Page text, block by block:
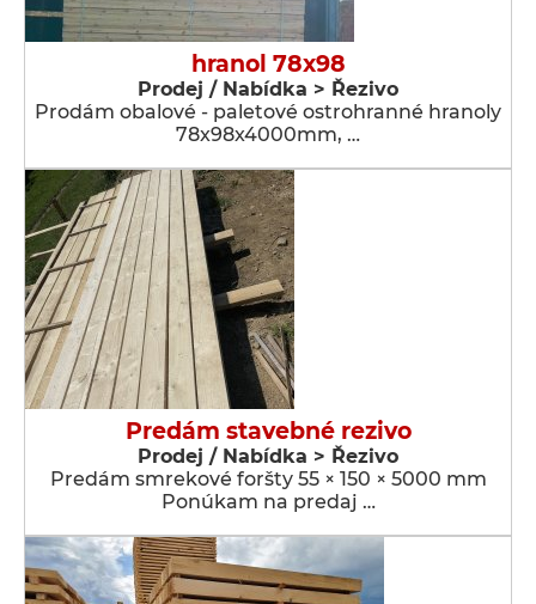
hranol 78x98
Prodej / Nabídka > Řezivo
Prodám obalové - paletové ostrohranné hranoly
78x98x4000mm, …
Predám stavebné rezivo
Prodej / Nabídka > Řezivo
Predám smrekové foršty 55 × 150 × 5000 mm
Ponúkam na predaj …